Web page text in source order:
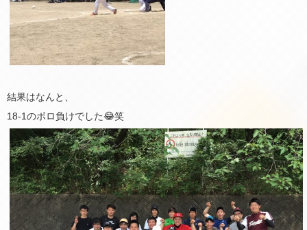
結果はなんと、
18-1のボロ負けでした😂笑